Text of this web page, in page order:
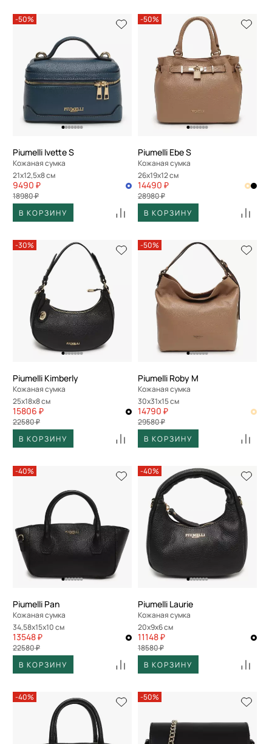
-50%
Piumelli Ivette S
Кожаная сумка
21x12,5x8 см
9490 ₽
18980 ₽
В КОРЗИНУ
-50%
Piumelli Ebe S
Кожаная сумка
26x19x12 см
14490 ₽
28980 ₽
В КОРЗИНУ
-30%
Piumelli Kimberly
Кожаная сумка
25x18x8 см
15806 ₽
22580 ₽
В КОРЗИНУ
-50%
Piumelli Roby M
Кожаная сумка
30x31x15 см
14790 ₽
29580 ₽
В КОРЗИНУ
-40%
Piumelli Pan
Кожаная сумка
34,58x15x10 см
13548 ₽
22580 ₽
В КОРЗИНУ
-40%
Piumelli Laurie
Кожаная сумка
20x9x6 см
11148 ₽
18580 ₽
В КОРЗИНУ
-40% -50%